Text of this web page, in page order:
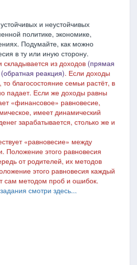
и неустойчивых
политике, экономике,
Подумайте, как можно
в ту или иную сторону.
из доходов (прямая
(обратная реакция). Если доходы
благосостояние семьи растёт, в
падает. Если же доходы равны
«финансовое» равновесие,
имеет динамический
зарабатывается, столько же и
«равновесие» между
Положение этого равновесия
от родителей, их методов
этого равновесия каждый
сам методом проб и ошибок.
смотри здесь...